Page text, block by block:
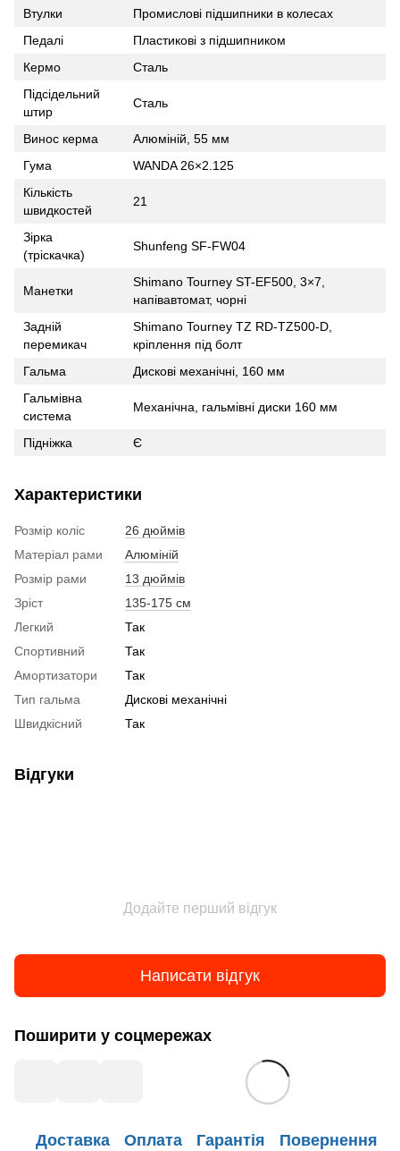
Втулки
Промислові підшипники в колесах
Педалі
Пластикові з підшипником
Кермо
Сталь
Підсідельний
штир
Сталь
Винос керма
Алюміній, 55 мм
Гума
WANDA 26×2.125
Кількість
швидкостей
21
Зірка
(тріскачка)
Shunfeng SF-FW04
Манетки
Shimano Tourney ST-EF500, 3×7,
напівавтомат, чорні
Задній
перемикач
Shimano Tourney TZ RD-TZ500-D,
кріплення під болт
Гальма
Дискові механічні, 160 мм
Гальмівна
система
Механічна, гальмівні диски 160 мм
Підніжка Є
Характеристики
Розмір коліс
26 дюймів
Матеріал рами
Алюміній
Розмір рами
13 дюймів
Зріст
135-175 см
Легкий
Так
Спортивний
Так
Амортизатори
Так
Тип гальма
Дискові механічні
Швидкісний
Так
Відгуки
Додайте перший відгук
Написати відгук
Поширити у соцмережах
Доставка Оплата Гарантія Повернення